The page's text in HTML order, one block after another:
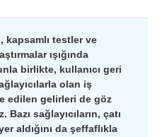
kapsamlı testler ve
ışığında
birlikte, kullanıcı geri
olan iş
edilen gelirleri de göz
sağlayıcıların, çatı
aldığını da şeffaflıkla